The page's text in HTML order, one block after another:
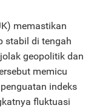
memastikan
stabil di tengah
geopolitik dan
memicu
indeks
fluktuasi